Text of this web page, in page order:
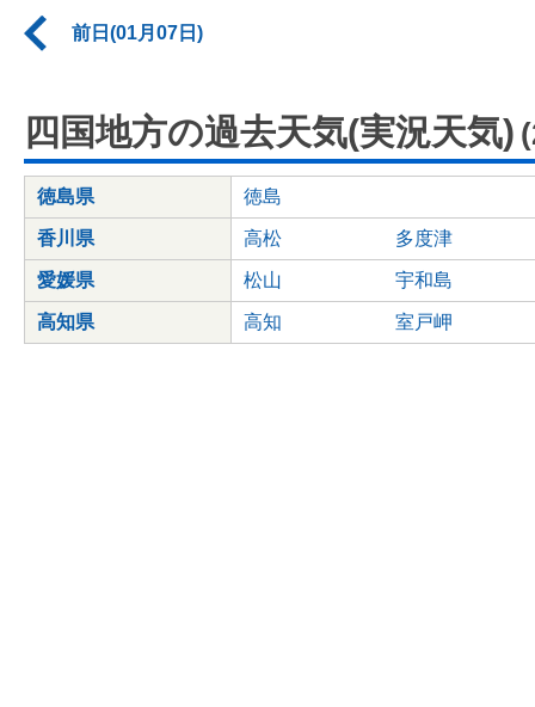
前日(01月07日)
四国地方の過去天気(実況天気)
徳島県 徳島
香川県 高松 多度津
愛媛県 松山 宇和島
高知県 高知 室戸岬